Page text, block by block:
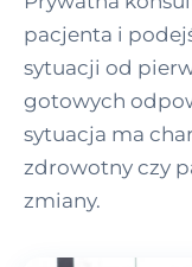
pacjenta i
sytuacji od
gotowych
sytuacja ma
zdrowotny czy
zmiany.